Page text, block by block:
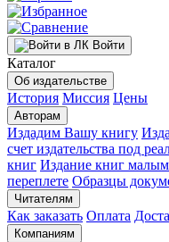
Войти
Каталог
Об издательстве
История Миссия Цены
Авторам
Издадим Вашу книгу
счет издательства под
книг Издание книг
переплете Образцы
Читателям
Как заказать Оплата
Компаниям